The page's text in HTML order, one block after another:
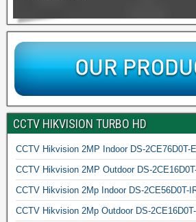
CCTV HIKVISION TURBO HD
CCTV Hikvision 2MP Indoor DS-2CE76D0T-
CCTV Hikvision 2MP Outdoor DS-
CCTV Hikvision 2Mp Indoor DS-2CE56D0T-
CCTV Hikvision 2Mp Outdoor DS-